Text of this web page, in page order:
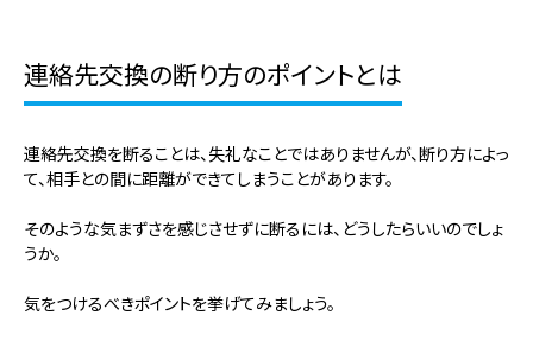
連絡先交換の断り方のポイントとは
連絡先交換を断ることは、失礼なことではありませんが、断り方によっ
て、相手との間に距離ができてしまうことがあります。
そのような気まずさを感じさせずに断るには、どうしたらいいのでしょ
うか。
気をつけるべきポイントを挙げてみましょう。